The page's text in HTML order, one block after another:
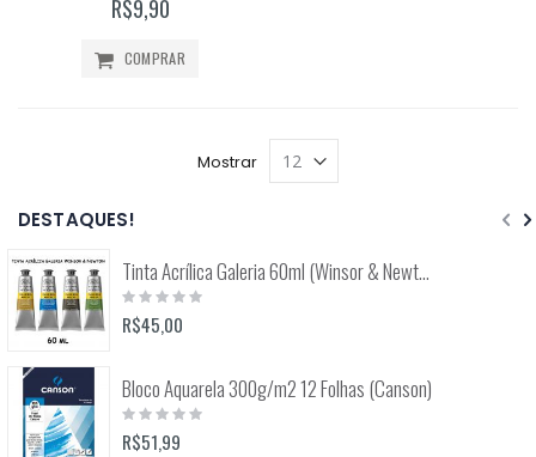
R$9,90
COMPRAR
Mostrar
DESTAQUES!
Tinta Acrílica Galeria 60ml (Winsor & Newton)
Rating:
0%
R$45,00
Bloco Aquarela 300g/m2 12 Folhas (Canson)
Rating:
0%
R$51,99